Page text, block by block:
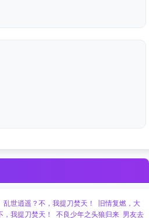
乱世逍遥？不，我提刀焚天！
旧情复燃，大
我提刀焚天！ 不良少年之头狼归来 男友去